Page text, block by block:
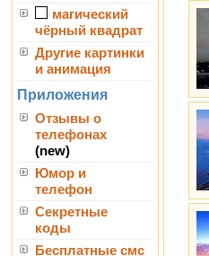
магический
чёрный квадрат
Другие картинки
и анимация
Приложения
Отзывы о
телефонах
(new)
Юмор и
телефон
Секретные
коды
Бесплатные смс